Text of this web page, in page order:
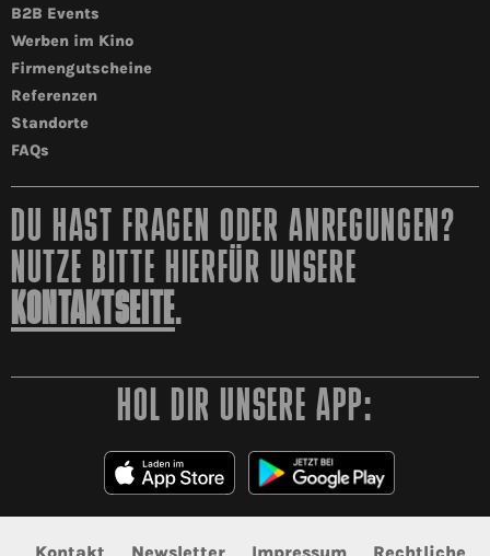
B2B Events
Werben im Kino
Firmengutscheine
Referenzen
Standorte
FAQs
DU HAST FRAGEN ODER ANREGUNGEN?
NUTZE BITTE HIERFÜR UNSERE
KONTAKTSEITE.
HOL DIR UNSERE APP:
Kontakt Newsletter Impressum Rechtliche